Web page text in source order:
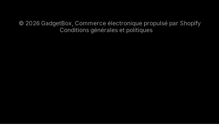
© 2026 GadgetBox, Commerce électronique propulsé par Shopify
Conditions générales et politiques